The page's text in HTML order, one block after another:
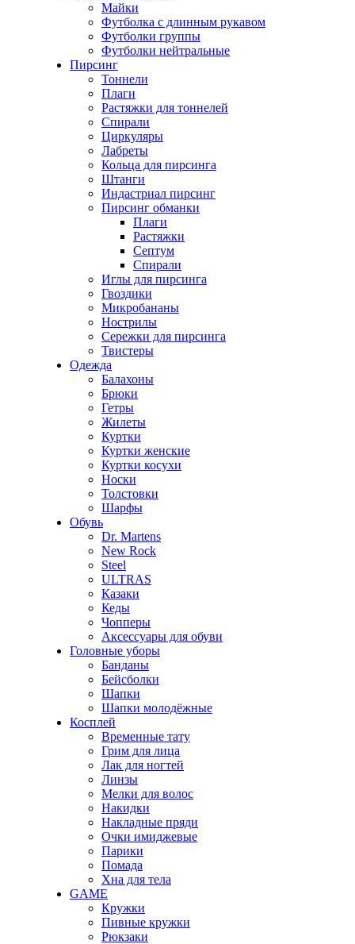
Майки
Футболка с длинным рукавом
Футболки группы
Футболки нейтральные
Пирсинг
Тоннели
Плаги
Растяжки для тоннелей
Спирали
Циркуляры
Лабреты
Кольца для пирсинга
Штанги
Индастриал пирсинг
Пирсинг обманки
Плаги
Растяжки
Септум
Спирали
Иглы для пирсинга
Гвоздики
Микробананы
Нострилы
Сережки для пирсинга
Твистеры
Одежда
Балахоны
Брюки
Гетры
Жилеты
Куртки
Куртки женские
Куртки косухи
Носки
Толстовки
Шарфы
Обувь
Dr. Martens
New Rock
Steel
ULTRAS
Казаки
Кеды
Чопперы
Аксессуары для обуви
Головные уборы
Банданы
Бейсболки
Шапки
Шапки молодёжные
Косплей
Временные тату
Грим для лица
Лак для ногтей
Линзы
Мелки для волос
Накидки
Накладные пряди
Очки имиджевые
Парики
Помада
Хна для тела
GAME
Кружки
Пивные кружки
Рюкзаки